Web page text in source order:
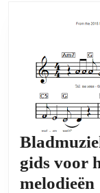
gids voor
melodieën